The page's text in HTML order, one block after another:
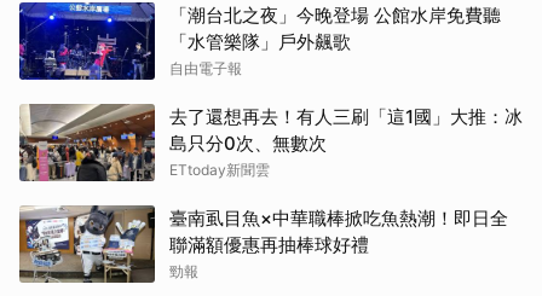
「潮台北之夜」今晚登場 公館水岸免費聽
「水管樂隊」戶外飆歌
自由電子報
去了還想再去！有人三刷「這1國」大推：冰
島只分0次、無數次
ETtoday新聞雲
臺南虱目魚×中華職棒掀吃魚熱潮！即日全
聯滿額優惠再抽棒球好禮
勁報